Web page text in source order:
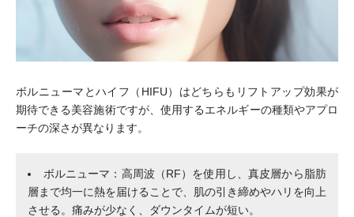
ボルニューマとハイフ（HIFU）はどちらもリフトアップ効果が
期待できる美容施術ですが、使用するエネルギーの種類やアプロ
ーチの深さが異なります。
ボルニューマ：高周波（RF）を使用し、真皮層から脂肪
層まで均一に熱を届けることで、肌の引き締めやハリを向上
させる。痛みが少なく、ダウンタイムが短い。